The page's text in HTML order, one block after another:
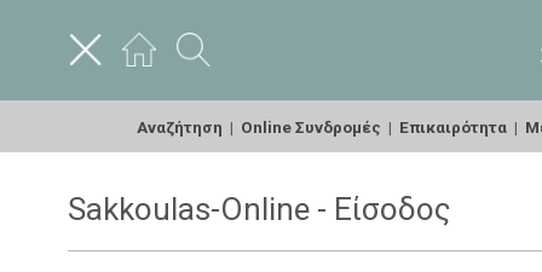
Αναζήτηση | Online Συνδρομές | Επικαιρότητα |
Sakkoulas-Online - Είσοδος